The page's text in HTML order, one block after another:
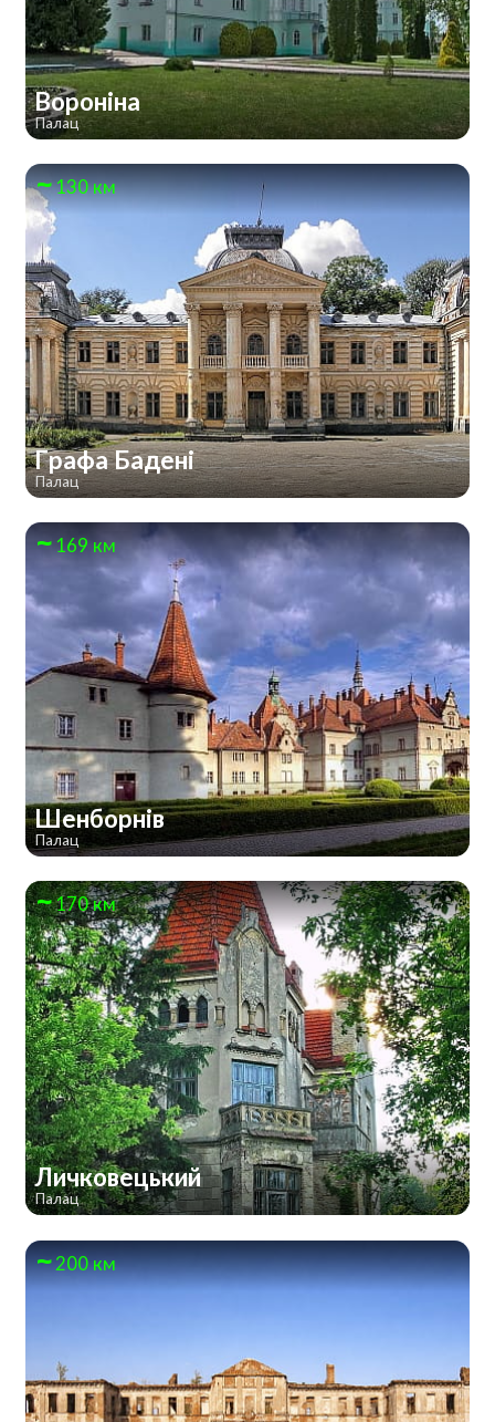
Вороніна
Палац
130 км
Графа Бадені
Палац
169 км
Шенборнів
Палац
170 км
Личковецький
Палац
200 км